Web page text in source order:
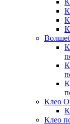
Клео
Клео